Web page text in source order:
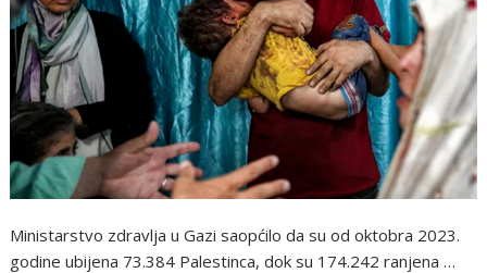
Ministarstvo zdravlja u Gazi saopćilo da su od oktobra 2023.
godine ubijena 73.384 Palestinca, dok su 174.242 ranjena …